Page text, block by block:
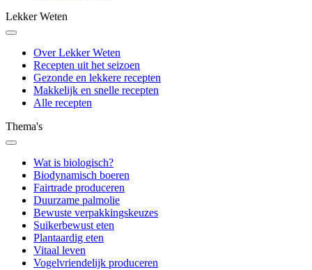
Lekker Weten
Over Lekker Weten
Recepten uit het seizoen
Gezonde en lekkere recepten
Makkelijk en snelle recepten
Alle recepten
Thema's
Wat is biologisch?
Biodynamisch boeren
Fairtrade produceren
Duurzame palmolie
Bewuste verpakkingskeuzes
Suikerbewust eten
Plantaardig eten
Vitaal leven
Vogelvriendelijk produceren